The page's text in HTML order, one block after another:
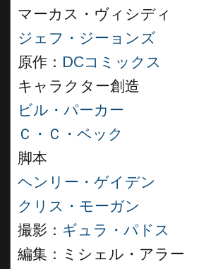
マーカス・ヴィシディ
ジェフ・ジーョンズ
原作： DCコミックス
キャラクター創造
ビル・パーカー
Ｃ・Ｃ・ベック
脚本
ヘンリー・ゲイデン
クリス・モーガン
撮影： ギュラ・パドス
編集：ミシェル・アラー